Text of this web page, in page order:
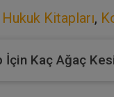
Kitapları,
İçin Kaç Ağaç